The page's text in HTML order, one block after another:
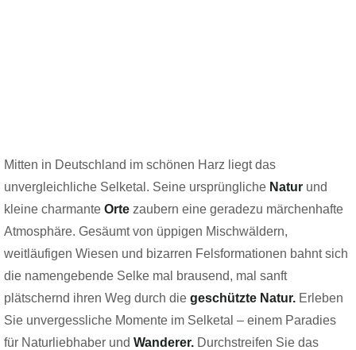
Mitten in Deutschland im schönen Harz liegt das
unvergleichliche Selketal. Seine ursprüngliche Natur und
kleine charmante Orte zaubern eine geradezu märchenhafte
Atmosphäre. Gesäumt von üppigen Mischwäldern,
weitläufigen Wiesen und bizarren Felsformationen bahnt sich
die namengebende Selke mal brausend, mal sanft
plätschernd ihren Weg durch die geschützte Natur. Erleben
Sie unvergessliche Momente im Selketal – einem Paradies
für Naturliebhaber und Wanderer. Durchstreifen Sie das